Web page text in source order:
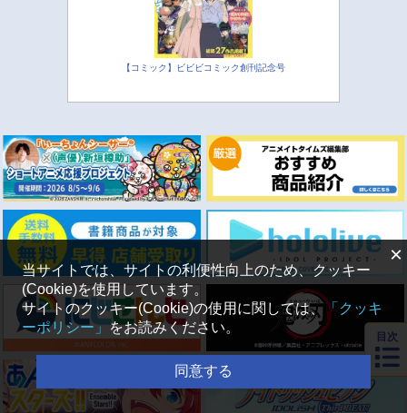
【コミック】ビビビコミック創刊記念号
目次
×
当サイトでは、サイトの利便性向上のため、クッキー
(Cookie)を使用しています。
サイトのクッキー(Cookie)の使用に関しては、「クッキ
ーポリシー」をお読みください。
同意する